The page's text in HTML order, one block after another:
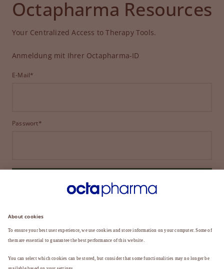
Octapharma Resources
Your Centralized Access to Therapy Tools.
Anmeldung mit Ihrer Octapharma-ID
E-Mail*
Passwort*
ANMELDEN